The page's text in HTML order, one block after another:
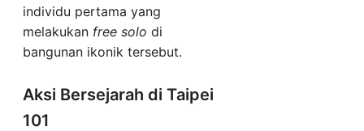
individu pertama yang
melakukan free solo di
bangunan ikonik tersebut.
Aksi Bersejarah di Taipei
101